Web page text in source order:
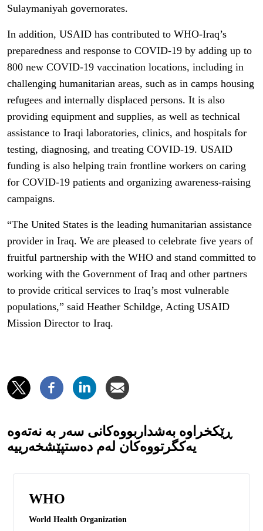
Sulaymaniyah governorates.
In addition, USAID has contributed to WHO-Iraq’s
preparedness and response to COVID-19 by adding up to
800 new COVID-19 vaccination locations, including in
challenging humanitarian areas, such as in camps housing
refugees and internally displaced persons. It is also
providing equipment and supplies, as well as technical
assistance to Iraqi laboratories, clinics, and hospitals for
testing, diagnosing, and treating COVID-19. USAID
funding is also helping train frontline workers on caring
for COVID-19 patients and organizing awareness-raising
campaigns.
“The United States is the leading humanitarian assistance
provider in Iraq. We are pleased to celebrate five years of
fruitful partnership with the WHO and stand committed to
working with the Government of Iraq and other partners
to provide critical services to Iraq’s most vulnerable
populations,” said Heather Schildge, Acting USAID
Mission Director to Iraq.
ڕێکخراوە بەشداربووەکانی سەر بە نەتەوە
یەکگرتووەکان لەم دەستپێشخەرییە
WHO
World Health Organization